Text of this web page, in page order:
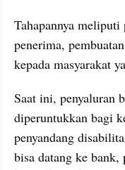
Tahapannya
penerima,
kepada masyarakat
Saat ini, penyaluran
diperuntukkan bagi
penyandang
bisa datang ke